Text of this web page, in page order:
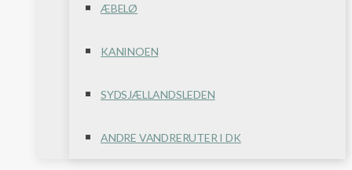
ÆBELØ
KANINOEN
SYDSJÆLLANDSLEDEN
ANDRE VANDRERUTER I DK